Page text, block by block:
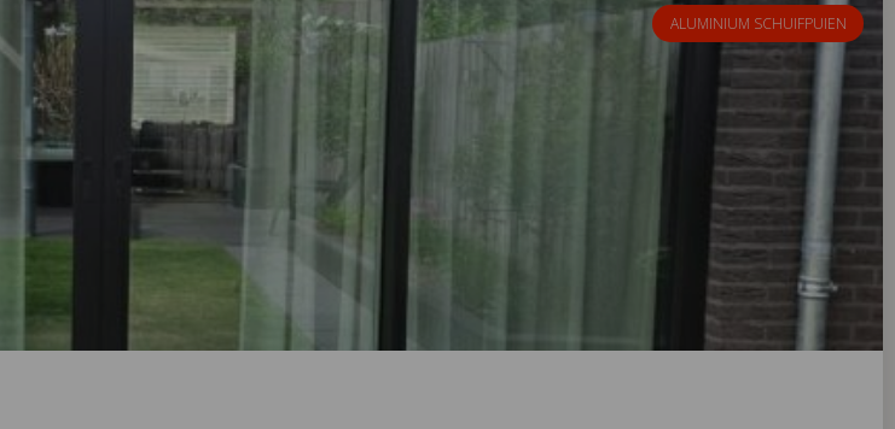
ALUMINIUM SCHUIFPUIEN